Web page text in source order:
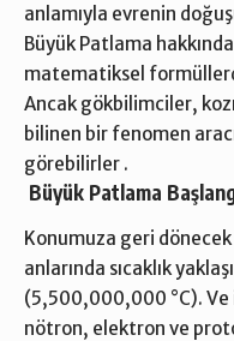
anlamıyla evrenin
Büyük Patlama
matematiksel
Ancak gökbilimciler,
bilinen bir fenomen
görebilirler .
Büyük Patlama
Konumuza geri
anlarında sıcaklık
(5,500,000,000 °C).
nötron, elektron ve